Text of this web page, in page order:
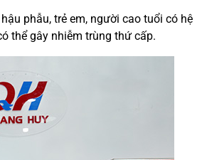
phẫu, trẻ em, người cao tuổi có hệ
thể gây nhiễm trùng thứ cấp.